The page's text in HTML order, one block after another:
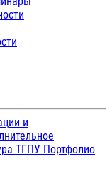
и
ТГПУ Портфолио